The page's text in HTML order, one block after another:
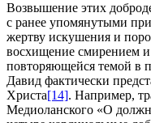
Возвышение этих
с ранее упомянутыми
жертву искушения и
восхищение смирением
повторяющейся темой в
Давид фактически
Христа[14]. Например,
Медиоланского «О